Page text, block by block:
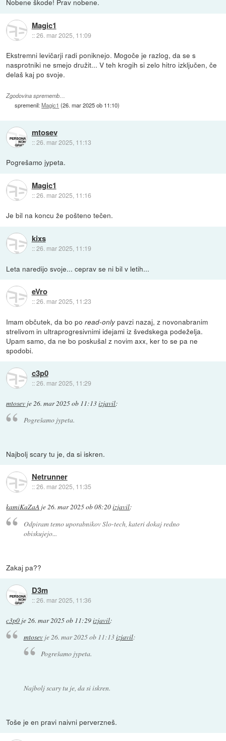
Nobene škode! Prav nobene.
Magic1
::26. mar 2025, 11:09
Ekstremni levičarji radi poniknejo. Mogoče je razlog, da se s
nasprotniki ne smejo družit... V teh krogih si zelo hitro izključen, če
delaš kaj po svoje.
Zgodovina sprememb…
spremenil:Magic1 (26. mar 2025 ob 11:10)
mtosev
::26. mar 2025, 11:13
Pogrešamo jypeta.
Magic1
::26. mar 2025, 11:16
Je bil na koncu že pošteno tečen.
kixs
::26. mar 2025, 11:19
Leta naredijo svoje... ceprav se ni bil v letih...
eVro
::26. mar 2025, 11:23
Imam občutek, da bo poread-only pavzi nazaj, z novonabranim
strelivom in ultraprogresivnimi idejami iz švedskega podeželja.
Upam samo, da ne bo poskušal z novim axx, ker to se pa ne
spodobi.
c3p0
::26. mar 2025, 11:29
mtosev je 26. mar 2025 ob 11:13izjavil:
Pogrešamo jypeta.
Najbolj scary tu je, da si iskren.
Netrunner
::26. mar 2025, 11:35
kamiKaZaA je26. mar 2025 ob 08:20izjavil:
Odpiram temo uporabnikov Slo-tech, kateri dokaj redno
obiskujejo...
Zakaj pa??
D3m
::26. mar 2025, 11:36
c3p0 je26. mar 2025 ob 11:29izjavil:
mtosevje26. mar 2025 ob 11:13izjavil:
Pogrešamo jypeta.
Najbolj scary tu je, da si iskren.
Toše je en pravi naivni perverzneš.